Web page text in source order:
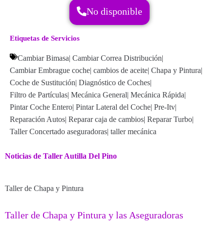
No disponible
Etiquetas de Servicios
Cambiar Bimasa| Cambiar Correa Distribución|
Cambiar Embrague coche| cambios de aceite| Chapa y Pintura|
Coche de Sustitución| Diagnóstico de Coches|
Filtro de Partículas| Mecánica General| Mecánica Rápida|
Pintar Coche Entero| Pintar Lateral del Coche| Pre-Itv|
Reparación Autos| Reparar caja de cambios| Reparar Turbo|
Taller Concertado aseguradoras| taller mecánica
Noticias de Taller Autilla Del Pino
Taller de Chapa y Pintura
Taller de Chapa y Pintura y las Aseguradoras